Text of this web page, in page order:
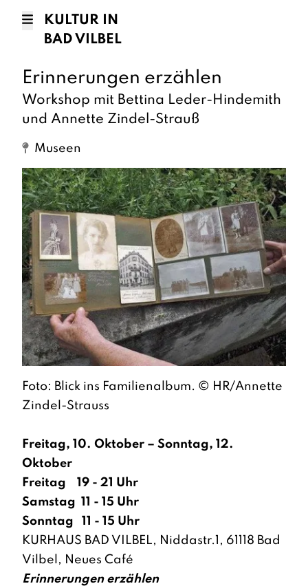
KULTUR IN
BAD VILBEL
Erinnerungen erzählen
Workshop mit Bettina Leder-Hindemith
und Annette Zindel-Strauß
Museen
Foto: Blick ins Familienalbum. © HR/Annette
Zindel-Strauss
Freitag, 10. Oktober – Sonntag, 12.
Oktober
Freitag 19 - 21 Uhr
Samstag 11 - 15 Uhr
Sonntag 11 - 15 Uhr
KURHAUS BAD VILBEL, Niddastr.1, 61118 Bad
Vilbel, Neues Café
Erinnerungen erzählen